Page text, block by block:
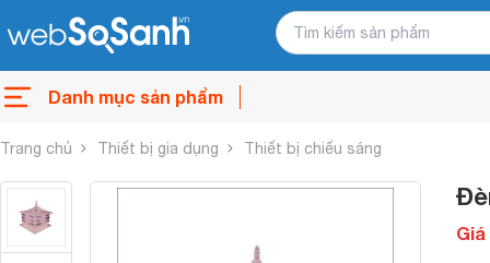
Danh mục sản phẩm
Trang chủ Thiết bị gia dụng Thiết bị chiếu sáng